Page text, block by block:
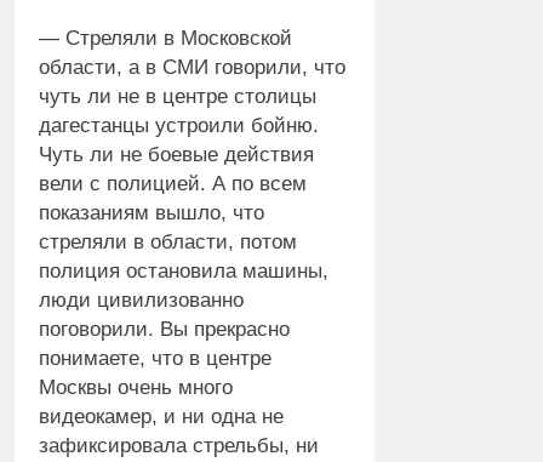
— Стреляли в Московской
области, а в СМИ говорили, что
чуть ли не в центре столицы
дагестанцы устроили бойню.
Чуть ли не боевые действия
вели с полицией. А по всем
показаниям вышло, что
стреляли в области, потом
полиция остановила машины,
люди цивилизованно
поговорили. Вы прекрасно
понимаете, что в центре
Москвы очень много
видеокамер, и ни одна не
зафиксировала стрельбы, ни